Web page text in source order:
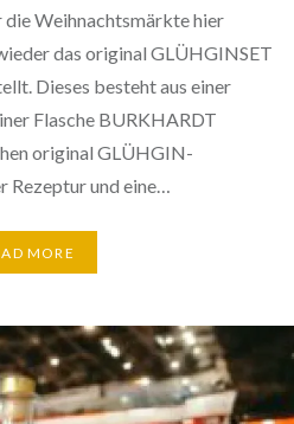
die Weihnachtsmärkte hier
das original GLÜHGINSET
Dieses besteht aus einer
Flasche BURKHARDT
original GLÜHGIN-
Rezeptur und eine…
MORE